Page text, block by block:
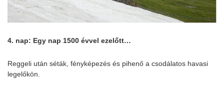
4. nap: Egy nap 1500 évvel ezelőtt…
Reggeli után séták, fényképezés és pihenő a csodálatos havasi
legelőkön.